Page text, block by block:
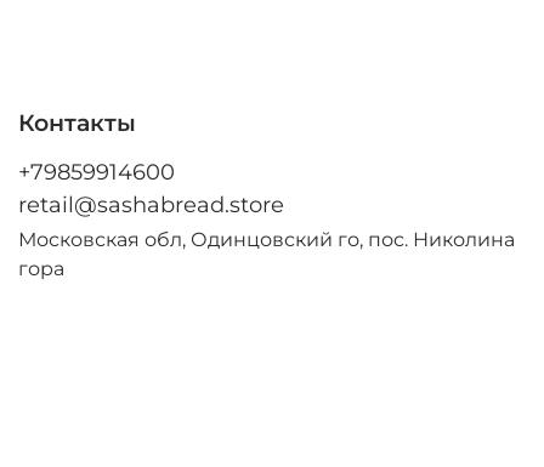
Контакты
+79859914600
retail@sashabread.store
Московская обл, Одинцовский го, пос. Николина
гора